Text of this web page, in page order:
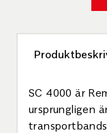
SC 4000 är
ursprungligen